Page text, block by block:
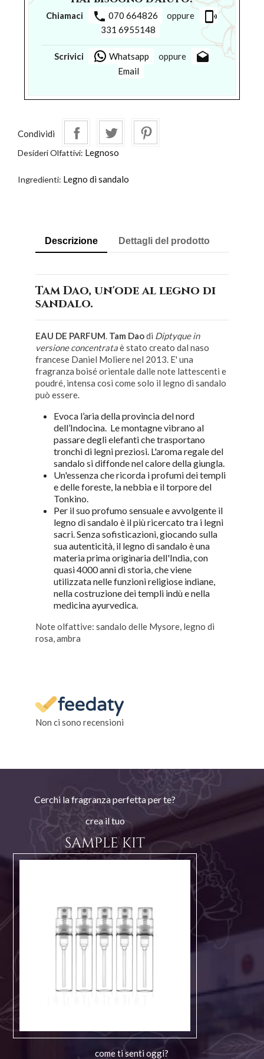
Chiamaci phone 070 664826 oppure phonelink_ring
331 6955148
Scrivici Whatsapp oppure drafts
Email
Condividi
Desideri Olfattivi: Legnoso
Ingredienti: Legno di sandalo
Descrizione Dettagli del prodotto
Tam Dao, un'ode al legno di
sandalo.
EAU DE PARFUM. Tam Daodi Diptyque in
versione concentrataè stato creato dal naso
francese Daniel Moliere nel 2013. E' una
fragranza boisé orientale dalle note lattescenti e
poudré, intensa così come solo il legno di sandalo
può essere.
Evoca l’aria della provincia del nord
dell’Indocina. Le montagne vibrano al
passare degli elefanti che trasportano
tronchi di legni preziosi. L'aroma regale del
sandalo si diffonde nel calore della giungla.
Un'essenza che ricorda i profumi dei templi
e delle foreste, la nebbia e il torpore del
Tonkino.
Per il suo profumo sensuale e avvolgente il
legno di sandalo è il più ricercato tra i legni
sacri. Senza sofisticazioni, giocando sulla
sua autenticità, il legno di sandalo è una
materia prima originaria dell'India, con
quasi 4000 anni di storia, che viene
utilizzata nelle funzioni religiose indiane,
nella costruzione dei templi indù e nella
medicina ayurvedica.
Note olfattive: sandalo delle Mysore, legno di
rosa, ambra
Non ci sono recensioni
Cerchi la fragranza perfetta per te?
crea il tuo
SAMPLE KIT
come ti senti oggi?